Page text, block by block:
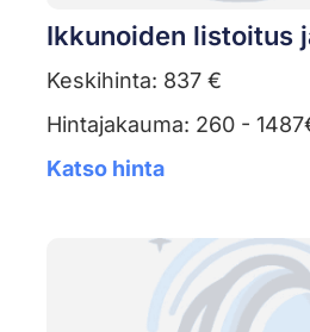
Ikkunoiden listoitus
Keskihinta: 837 €
Hintajakauma: 260 -
Katso hinta